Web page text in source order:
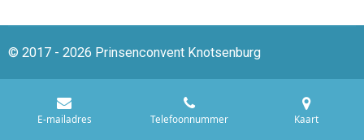
© 2017 - 2026 Prinsenconvent Knotsenburg
E-mailadres Telefoonnummer Kaart